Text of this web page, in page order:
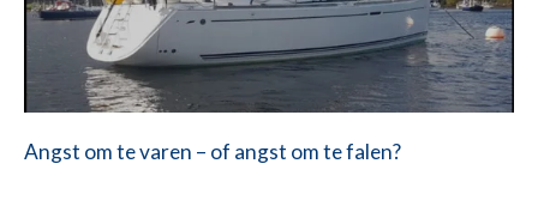
Angst om te varen – of angst om te falen?